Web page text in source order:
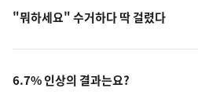
"뭐하세요" 수거하다 딱 걸렸다
6.7% 인상의 결과는요?